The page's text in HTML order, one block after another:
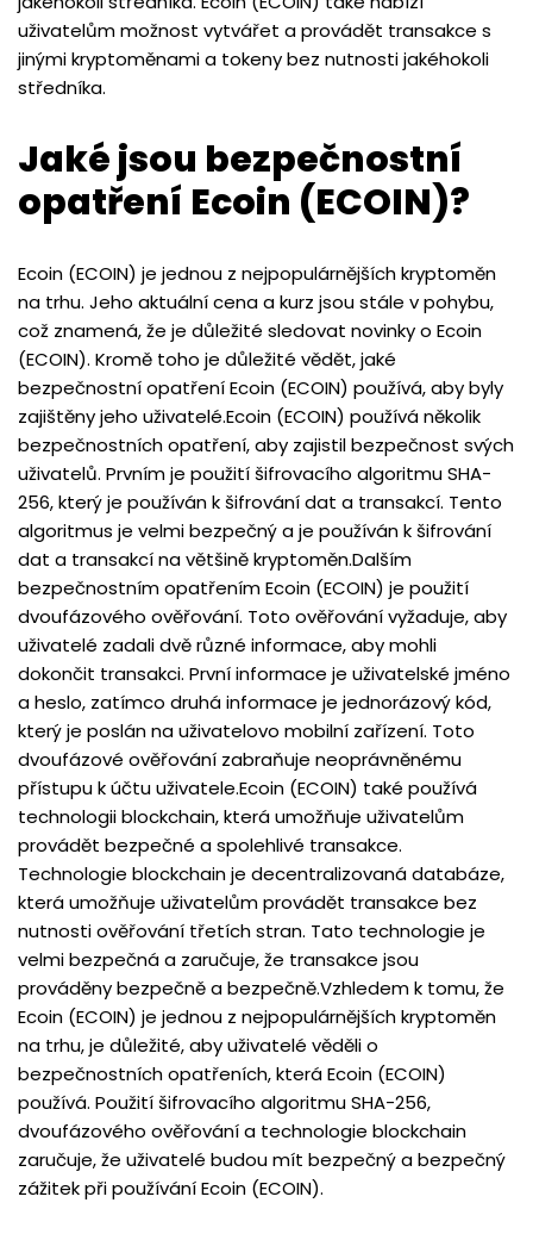
uživatelům možnost vytvářet a provádět transakce s
jinými kryptoměnami a tokeny bez nutnosti jakéhokoli
středníka.
Jaké jsou bezpečnostní
opatření Ecoin (ECOIN)?
Ecoin (ECOIN) je jednou z nejpopulárnějších kryptoměn
na trhu. Jeho aktuální cena a kurz jsou stále v pohybu,
což znamená, že je důležité sledovat novinky o Ecoin
(ECOIN). Kromě toho je důležité vědět, jaké
bezpečnostní opatření Ecoin (ECOIN) používá, aby byly
zajištěny jeho uživatelé.Ecoin (ECOIN) používá několik
bezpečnostních opatření, aby zajistil bezpečnost svých
uživatelů. Prvním je použití šifrovacího algoritmu SHA-
256, který je používán k šifrování dat a transakcí. Tento
algoritmus je velmi bezpečný a je používán k šifrování
dat a transakcí na většině kryptoměn.Dalším
bezpečnostním opatřením Ecoin (ECOIN) je použití
dvoufázového ověřování. Toto ověřování vyžaduje, aby
uživatelé zadali dvě různé informace, aby mohli
dokončit transakci. První informace je uživatelské jméno
a heslo, zatímco druhá informace je jednorázový kód,
který je poslán na uživatelovo mobilní zařízení. Toto
dvoufázové ověřování zabraňuje neoprávněnému
přístupu k účtu uživatele.Ecoin (ECOIN) také používá
technologii blockchain, která umožňuje uživatelům
provádět bezpečné a spolehlivé transakce.
Technologie blockchain je decentralizovaná databáze,
která umožňuje uživatelům provádět transakce bez
nutnosti ověřování třetích stran. Tato technologie je
velmi bezpečná a zaručuje, že transakce jsou
prováděny bezpečně a bezpečně.Vzhledem k tomu, že
Ecoin (ECOIN) je jednou z nejpopulárnějších kryptoměn
na trhu, je důležité, aby uživatelé věděli o
bezpečnostních opatřeních, která Ecoin (ECOIN)
používá. Použití šifrovacího algoritmu SHA-256,
dvoufázového ověřování a technologie blockchain
zaručuje, že uživatelé budou mít bezpečný a bezpečný
zážitek při používání Ecoin (ECOIN).